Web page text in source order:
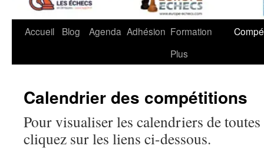
Accueil Blog Agenda Adhésion Formation
Plus
Calendrier des compétitions
Pour visualiser les calendriers de
cliquez sur les liens ci-dessous.